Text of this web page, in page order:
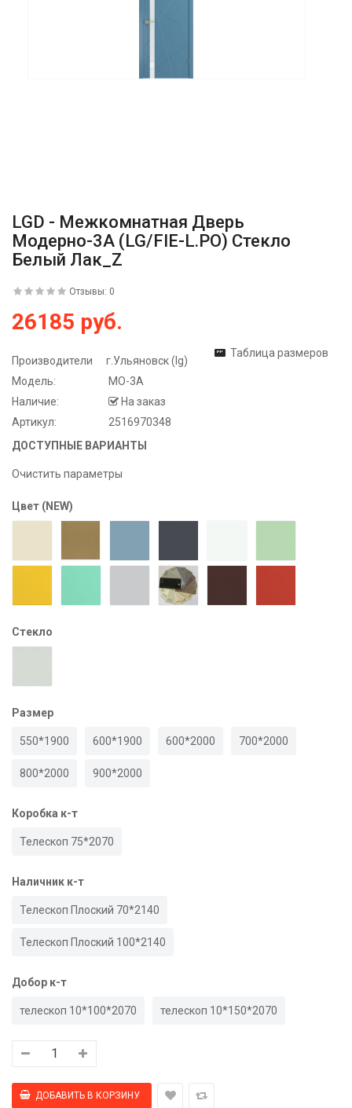
LGD - Межкомнатная Дверь
Модерно-3А (LG/FIE-L.PO) Стекло
Белый Лак_Z
Отзывы: 0
26185 руб.
Производители
г.Ульяновск (lg)
Модель:
МО-3А
Наличие:
На заказ
Артикул:
2516970348
Таблица размеров
ДОСТУПНЫЕ ВАРИАНТЫ
Очистить параметры
Цвет (NEW)
Стекло
Размер
550*1900 600*1900 600*2000 700*2000
800*2000 900*2000
Коробка к-т
Телескоп 75*2070
Наличник к-т
Телескоп Плоский 70*2140
Телескоп Плоский 100*2140
Добор к-т
телескоп 10*100*2070 телескоп 10*150*2070